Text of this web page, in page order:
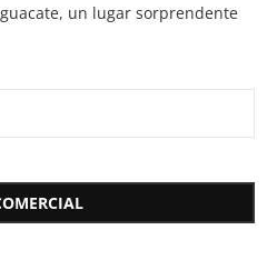
un lugar sorprendente